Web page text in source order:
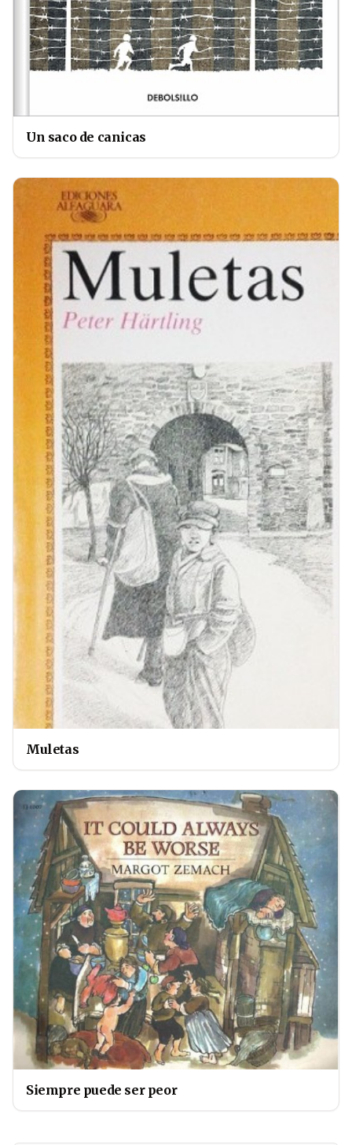
Un saco de canicas
Muletas
Siempre puede ser peor